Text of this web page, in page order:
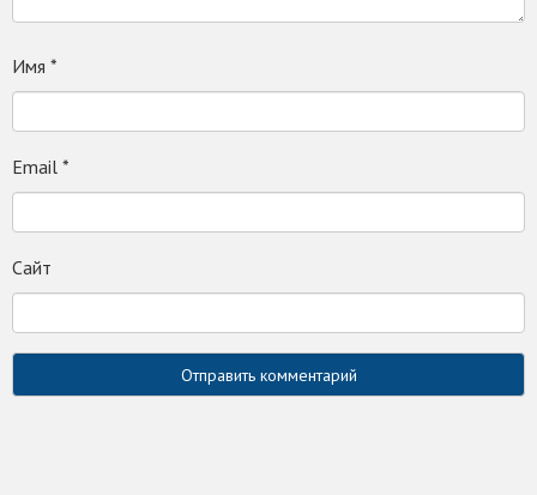
Имя *
Email *
Сайт